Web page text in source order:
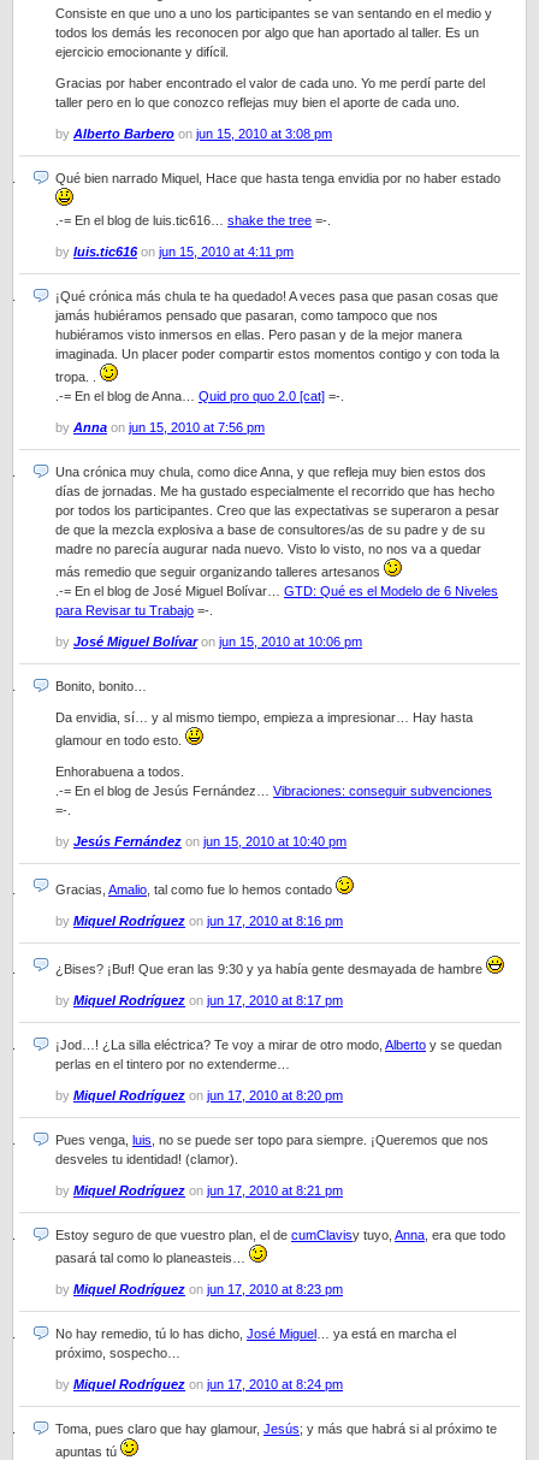
Consiste en que uno a uno los participantes se van sentando en el medio y
todos los demás les reconocen por algo que han aportado al taller. Es un
ejercicio emocionante y difícil.
Gracias por haber encontrado el valor de cada uno. Yo me perdí parte del
taller pero en lo que conozco reflejas muy bien el aporte de cada uno.
by Alberto Barbero on jun 15, 2010 at 3:08 pm
Qué bien narrado Miquel, Hace que hasta tenga envidia por no haber estado
.-= En el blog de luis.tic616… shake the tree =-.
by luis.tic616 on jun 15, 2010 at 4:11 pm
¡Qué crónica más chula te ha quedado! A veces pasa que pasan cosas que
jamás hubiéramos pensado que pasaran, como tampoco que nos
hubiéramos visto inmersos en ellas. Pero pasan y de la mejor manera
imaginada. Un placer poder compartir estos momentos contigo y con toda la
tropa. .
.-= En el blog de Anna… Quid pro quo 2.0 [cat] =-.
by Anna on jun 15, 2010 at 7:56 pm
Una crónica muy chula, como dice Anna, y que refleja muy bien estos dos
días de jornadas. Me ha gustado especialmente el recorrido que has hecho
por todos los participantes. Creo que las expectativas se superaron a pesar
de que la mezcla explosiva a base de consultores/as de su padre y de su
madre no parecía augurar nada nuevo. Visto lo visto, no nos va a quedar
más remedio que seguir organizando talleres artesanos
.-= En el blog de José Miguel Bolívar… GTD: Qué es el Modelo de 6 Niveles
para Revisar tu Trabajo =-.
by José Miguel Bolívaron jun 15, 2010 at 10:06 pm
Bonito, bonito…
Da envidia, sí… y al mismo tiempo, empieza a impresionar… Hay hasta
glamour en todo esto.
Enhorabuena a todos.
.-= En el blog de Jesús Fernández… Vibraciones: conseguir subvenciones
=-.
by Jesús Fernández on jun 15, 2010 at 10:40 pm
Gracias, Amalio , tal como fue lo hemos contado
by Miquel Rodríguez on jun 17, 2010 at 8:16 pm
¿Bises? ¡Buf! Que eran las 9:30 y ya había gente desmayada de hambre
by Miquel Rodríguez on jun 17, 2010 at 8:17 pm
¡Jod…! ¿La silla eléctrica? Te voy a mirar de otro modo, Alberto y se quedan
perlas en el tintero por no extenderme…
by Miquel Rodríguez on jun 17, 2010 at 8:20 pm
Pues venga, luis , no se puede ser topo para siempre. ¡Queremos que nos
desveles tu identidad! (clamor).
by Miquel Rodríguez on jun 17, 2010 at 8:21 pm
Estoy seguro de que vuestro plan, el de cumClavisy tuyo, Anna , era que todo
pasará tal como lo planeasteis…
by Miquel Rodríguez on jun 17, 2010 at 8:23 pm
No hay remedio, tú lo has dicho, José Miguel … ya está en marcha el
próximo, sospecho…
by Miquel Rodríguez on jun 17, 2010 at 8:24 pm
Toma, pues claro que hay glamour, Jesús; y más que habrá si al próximo te
apuntas tú